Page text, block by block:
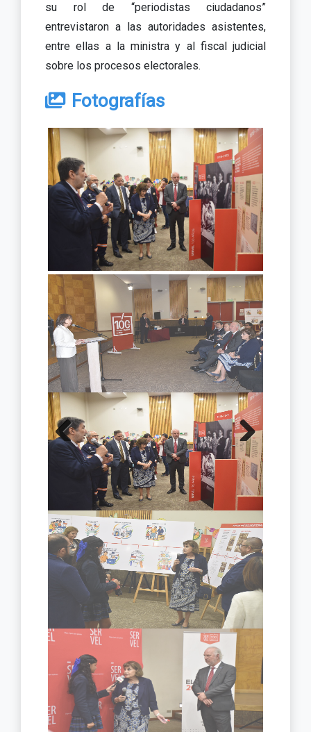
su rol de “periodistas ciudadanos”
entrevistaron a las autoridades asistentes,
entre ellas a la ministra y al fiscal judicial
sobre los procesos electorales.
Fotografías
Previous Next